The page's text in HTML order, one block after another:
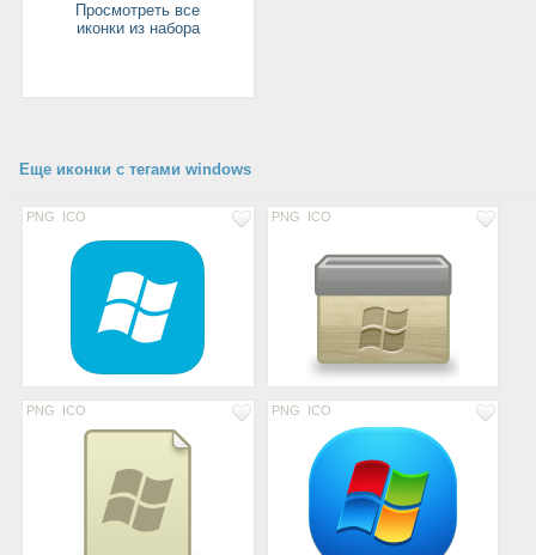
Просмотреть все
иконки из набора
Еще иконки с тегами windows
PNG ICO PNG ICO
PNG ICO PNG ICO